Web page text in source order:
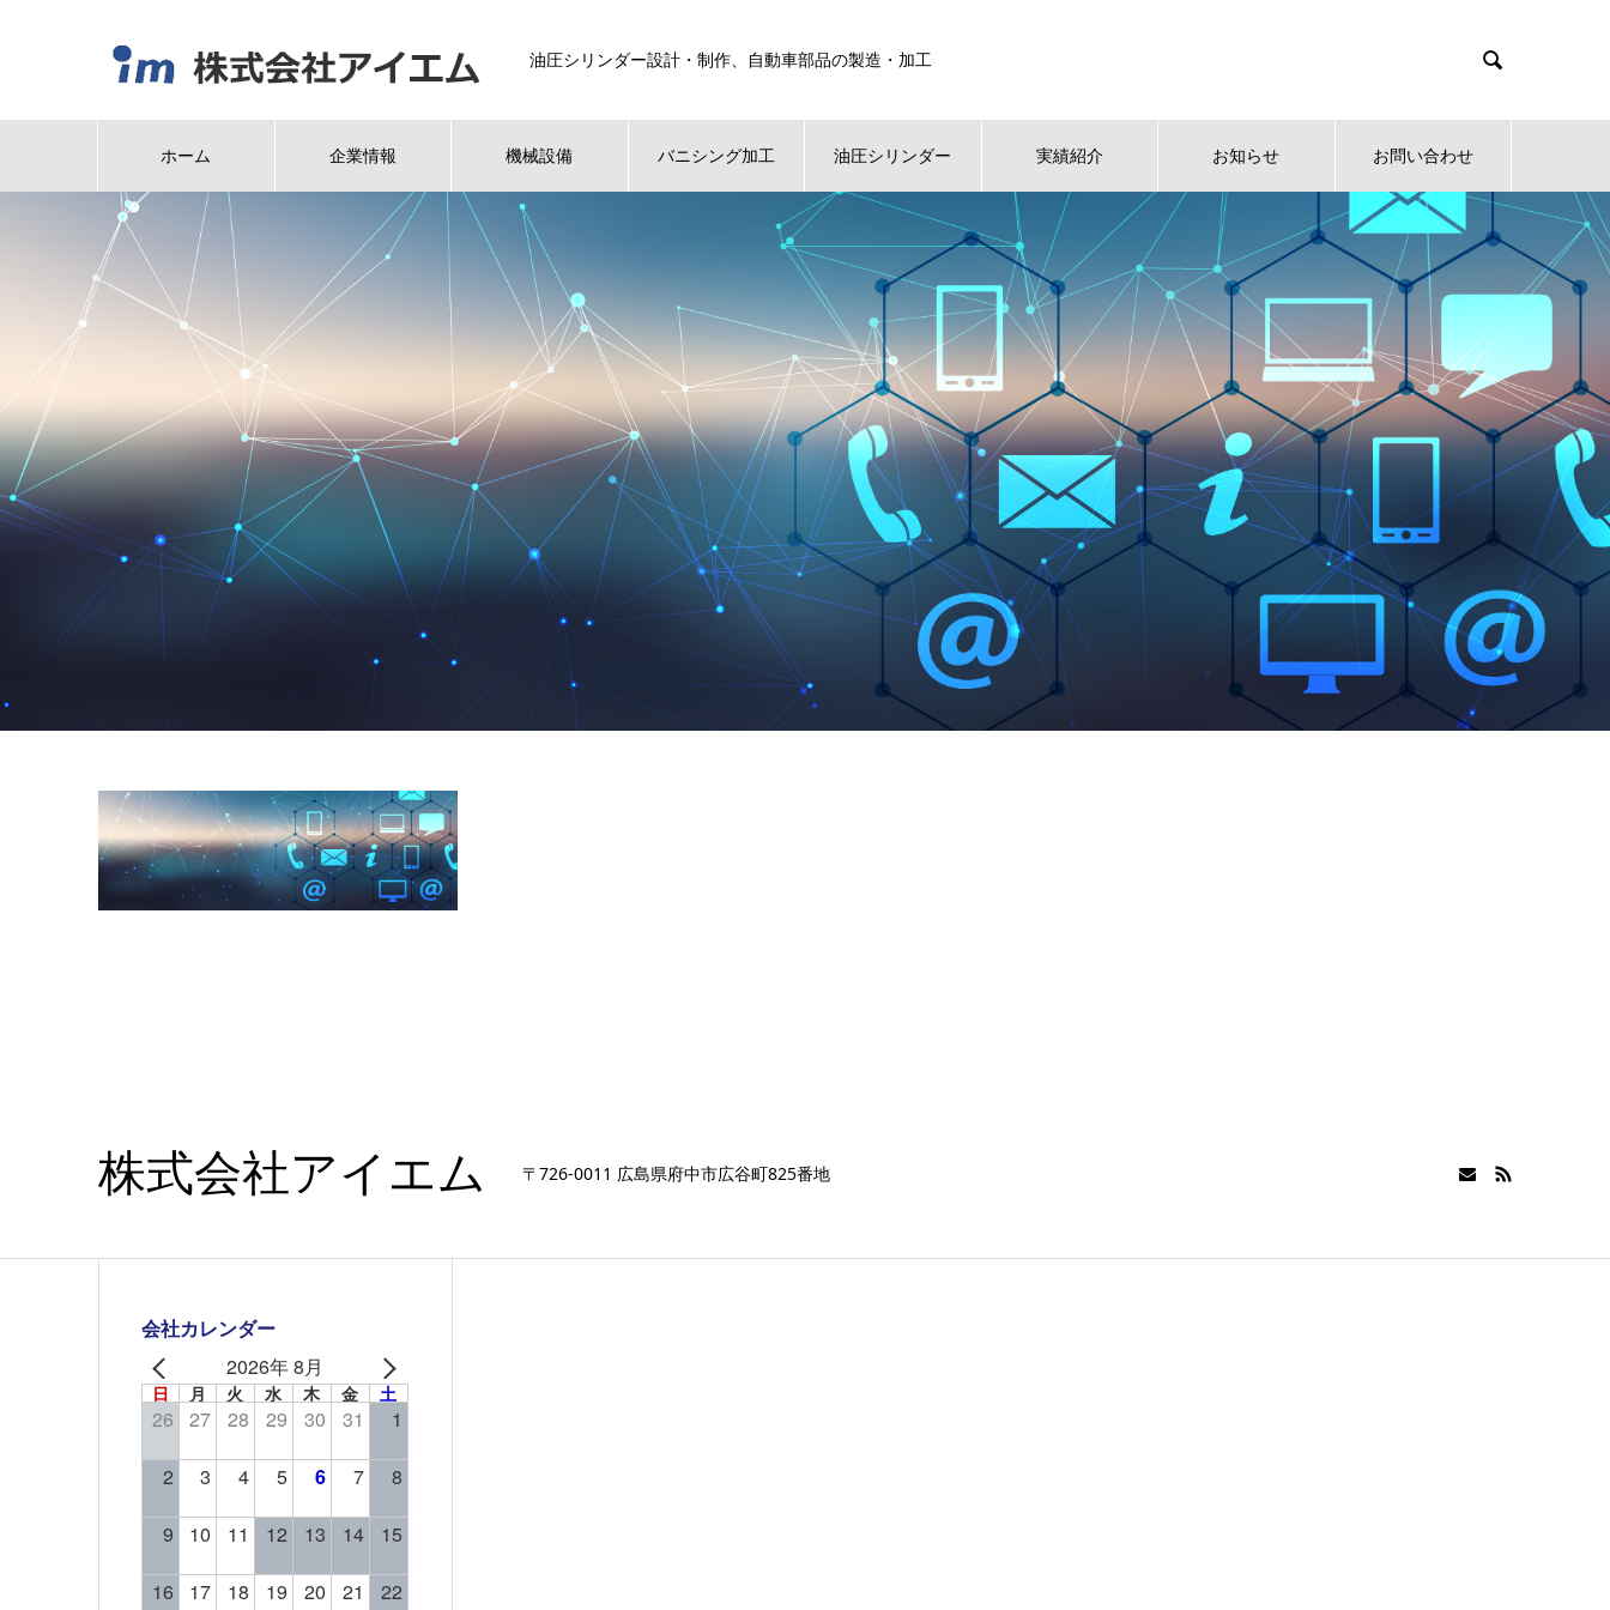
油圧シリンダー設計・制作、自動車部品の製造・加工 
ホーム 企業情報 機械設備 バニシング加工 油圧シリンダー 実績紹介 お知らせ お問い合わせ
株式会社アイエム 〒726-0011 広島県府中市広谷町825番地
会社カレンダー
2026年 8月
日 月 火 水 木 金 土
26 27 28 29 30 31 1
2 3 4 5 6 7 8
9 10 11 12 13 14 15
16 17 18 19 20 21 22